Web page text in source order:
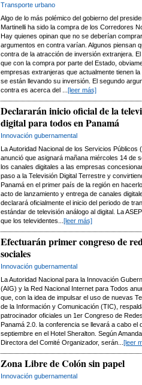
Transporte urbano
Algo de lo más polémico del gobierno del
Martinelli ha sido la compra de los Corredores
Hay quienes opinan que no se deberían
argumentos en contra varían. Algunos piensan
contra de la atracción de inversión extranjera.
que con la compra por parte del Estado,
empresas extranjeras que actualmente tienen la
se están llevando su inversión. El segundo
contra es acerca del ... [leer más]
Declararán inicio oficial de la
digital para todos en Panamá
Innovación gubernamental
La Autoridad Nacional de los Servicios Públicos
anunció que asignará mañana miércoles 14 de
los canales digitales a las empresas
paso a la Televisión Digital Terrestre y
Panamá en el primer país de la región en
acto de lanzamiento y entrega de canales
declarará oficialmente el inicio del periodo de
estándar de televisión análogo al digital. La
que los televidentes... [leer más]
Efectuarán primer congreso de
sociales
Innovación gubernamental
La Autoridad Nacional para la Innovación
(AIG) y la Red Nacional Internet para Todos
que, con la idea de impulsar el uso de nuevas
de la Información y Comunicación (TIC),
patrocinador oficiales un 1er Congreso de
Panamá 2.0. la conferencia se llevará a cabo el
septiembre en el Hotel Sheralton. Según
Directora del Comité Organizador, serán... [leer
Zona Libre de Colón sin papel
Innovación gubernamental